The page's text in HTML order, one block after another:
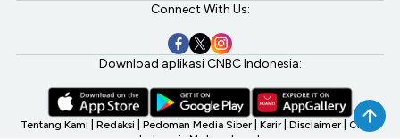
Connect With Us:
Download aplikasi CNBC Indonesia:
Tentang Kami Redaksi Pedoman Media Siber Karir Disclaimer CNBC